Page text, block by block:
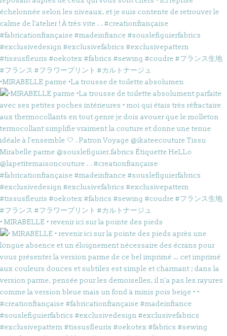
•MIRABELLE parme •La trousse de toilette absolumen
• MIRABELLE • revenir ici sur la pointe des pieds